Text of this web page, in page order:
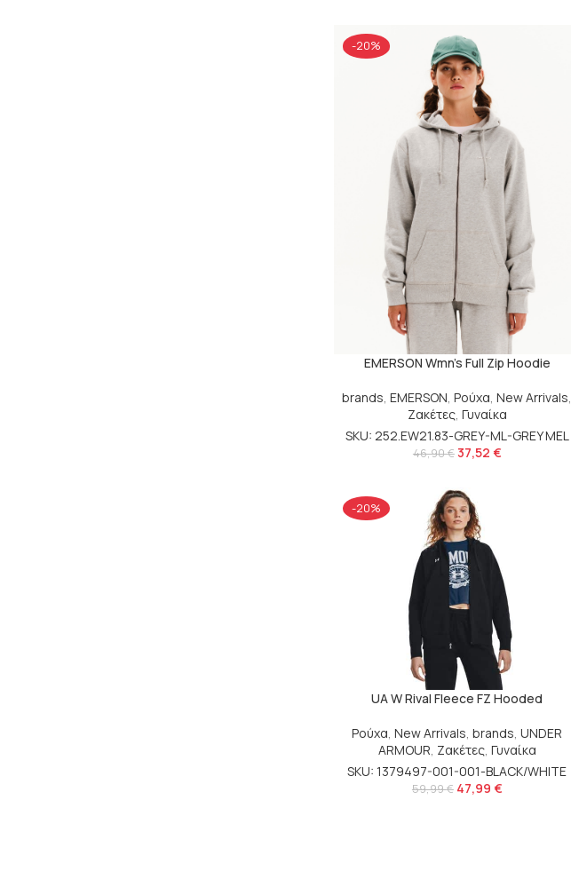
EMERSON Wmn’s Full Zip Hoodie
brands,EMERSON,Ρούχα,New Arrivals,
Ζακέτες, Γυναίκα
SKU: 252.EW21.83-GREY-ML-GREY MEL
46,90€37,52 €
-20%
UA W Rival Fleece FZ Hooded
Ρούχα,New Arrivals,brands,UNDER
ARMOUR, Ζακέτες, Γυναίκα
SKU: 1379497-001-001-BLACK/WHITE
59,99€ 47,99 €
-20%